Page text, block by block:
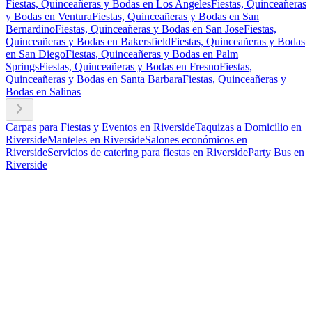
Fiestas, Quinceañeras y Bodas en Los AngelesFiestas, Quinceañeras
y Bodas en VenturaFiestas, Quinceañeras y Bodas en San
BernardinoFiestas, Quinceañeras y Bodas en San JoseFiestas,
Quinceañeras y Bodas en BakersfieldFiestas, Quinceañeras y Bodas
en San DiegoFiestas, Quinceañeras y Bodas en Palm
SpringsFiestas, Quinceañeras y Bodas en FresnoFiestas,
Quinceañeras y Bodas en Santa BarbaraFiestas, Quinceañeras y
Bodas en Salinas
Carpas para Fiestas y Eventos en RiversideTaquizas a Domicilio en
RiversideManteles en RiversideSalones económicos en
RiversideServicios de catering para fiestas en RiversideParty Bus en
Riverside